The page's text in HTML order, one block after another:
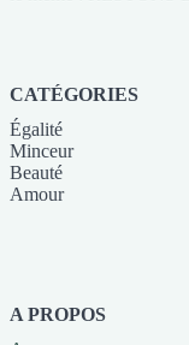
CATÉGORIES
Égalité
Minceur
Beauté
Amour
A PROPOS